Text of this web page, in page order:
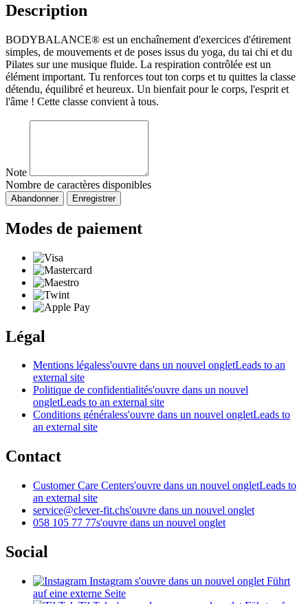
Description
BODYBALANCE® est un enchaînement d'exercices d'étirement
simples, de mouvements et de poses issus du yoga, du tai chi et du
Pilates sur une musique fluide. La respiration contrôlée est un
élément important. Tu renforces tout ton corps et tu quittes la classe
détendu, équilibré et heureux. Un bienfait pour le corps, l'esprit et
l'âme ! Cette classe convient à tous.
Note
Nombre de caractères disponibles
Abandonner Enregistrer
Modes de paiement
Légal
Mentions légaless'ouvre dans un nouvel ongletLeads to an
external site
Politique de confidentialités'ouvre dans un nouvel
ongletLeads to an external site
Conditions généraless'ouvre dans un nouvel ongletLeads to
an external site
Contact
Customer Care Centers'ouvre dans un nouvel ongletLeads to
an external site
service@clever-fit.chs'ouvre dans un nouvel onglet
058 105 77 77s'ouvre dans un nouvel onglet
Social
Instagram s'ouvre dans un nouvel onglet Führt
auf eine externe Seite